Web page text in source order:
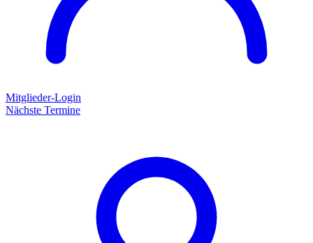
Mitglieder-Login
Nächste Termine